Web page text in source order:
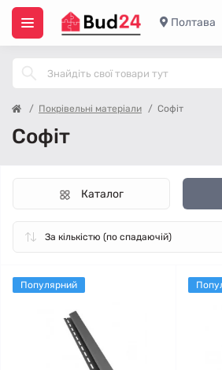
Полтава
Покрівельні матеріали Софіт
Софіт
Каталог
Популярний